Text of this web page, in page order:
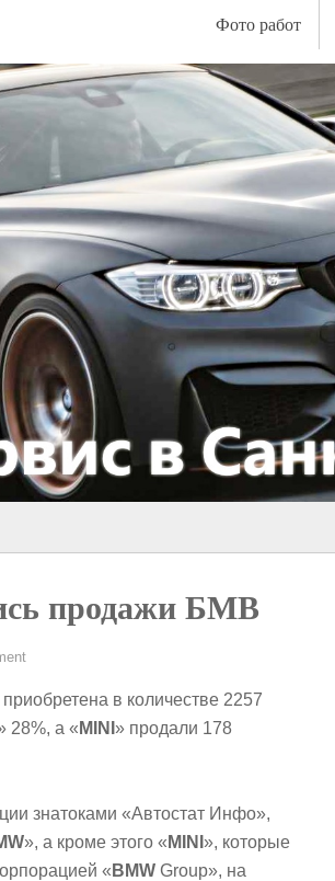
Фото работ
продажи БМВ
в количестве 2257
28%, а « MINI » продали 178
знатоками «Автостат Инфо»,
», а кроме этого « MINI », которые
« BMW Group», на